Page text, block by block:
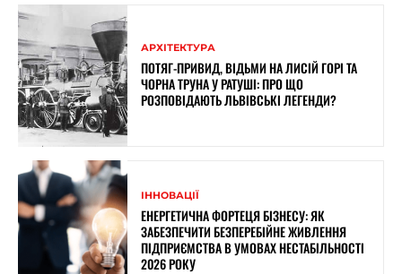
АРХІТЕКТУРА
ПОТЯГ-ПРИВИД, ВІДЬМИ НА ЛИСІЙ ГОРІ ТА
ЧОРНА ТРУНА У РАТУШІ: ПРО ЩО
РОЗПОВІДАЮТЬ ЛЬВІВСЬКІ ЛЕГЕНДИ?
ІННОВАЦІЇ
ЕНЕРГЕТИЧНА ФОРТЕЦЯ БІЗНЕСУ: ЯК
ЗАБЕЗПЕЧИТИ БЕЗПЕРЕБІЙНЕ ЖИВЛЕННЯ
ПІДПРИЄМСТВА В УМОВАХ НЕСТАБІЛЬНОСТІ
2026 РОКУ